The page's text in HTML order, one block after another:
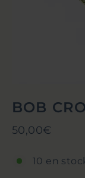
BOB
Prix
50,00€
10 en